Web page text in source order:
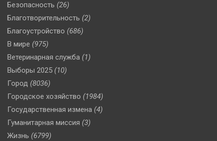
Безопасность (26)
Благотворительность (2)
Благоустройство (686)
В мире (975)
Ветеринарная служба (1)
Выборы 2025 (10)
Город (8036)
Городское хозяйство (1984)
Государственная измена (4)
Гуманитарная миссия (3)
Жизнь (6799)